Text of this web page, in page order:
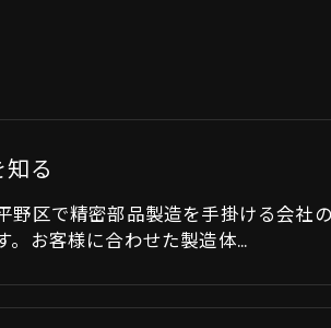
る
野区で精密部品製造を手掛ける会社
。お客様に合わせた製造体…